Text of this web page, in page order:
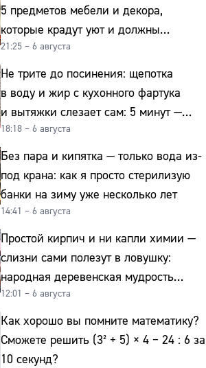
5 предметов мебели и декора,
которые крадут уют и должны
отправиться на свалку прямо сейчас
21:25 – 6 августа
Не трите до посинения: щепотка
в воду и жир с кухонного фартука
и вытяжки слезает сам: 5 минут —
и сверкает как новая
18:18 – 6 августа
Без пара и кипятка — только вода из-
под крана: как я просто стерилизую
банки на зиму уже несколько лет
14:41 – 6 августа
Простой кирпич и ни капли химии —
слизни сами полезут в ловушку:
народная деревенская мудрость
реально работает
12:01 – 6 августа
Как хорошо вы помните математику?
Сможете решить (3² + 5) × 4 − 24 : 6 за
10 секунд?